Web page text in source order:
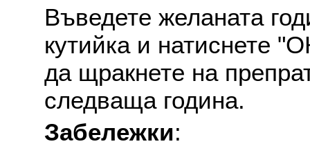
Въведете желаната
кутийка и натиснете
да щракнете на
следваща година.
Забележки: